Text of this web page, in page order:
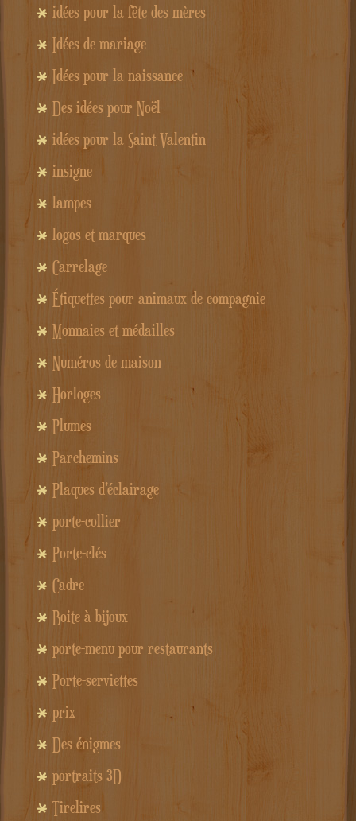
idées pour la fête des mères
Idées de mariage
Idées pour la naissance
Des idées pour Noël
idées pour la Saint Valentin
insigne
lampes
logos et marques
Carrelage
Étiquettes pour animaux de compagnie
Monnaies et médailles
Numéros de maison
Horloges
Plumes
Parchemins
Plaques d'éclairage
porte-collier
Porte-clés
Cadre
Boite à bijoux
porte-menu pour restaurants
Porte-serviettes
prix
Des énigmes
portraits 3D
Tirelires